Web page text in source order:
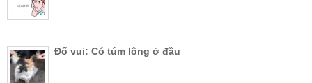
Đố vui: Có túm lông ở đầu